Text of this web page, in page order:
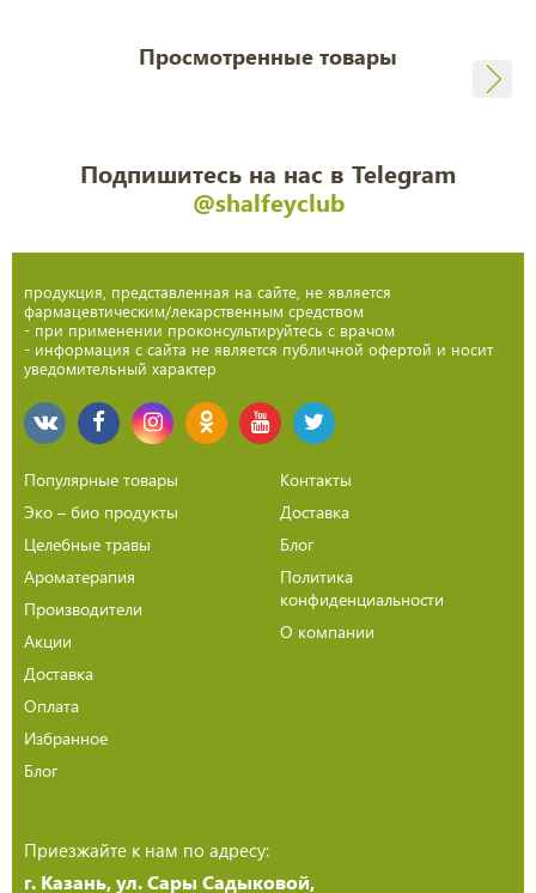
Просмотренные товары
Подпишитесь на нас в Telegram
@shalfeyclub
продукция, представленная на сайте, не является
фармацевтическим/лекарственным средством
- при применении проконсультируйтесь с врачом
- информация с сайта не является публичной офертой и носит
уведомительный характер
Популярные товары
Эко – био продукты
Целебные травы
Ароматерапия
Производители
Акции
Доставка
Оплата
Избранное
Блог
Контакты
Доставка
Блог
Политика
конфиденциальности
О компании
Приезжайте к нам по адресу:
г. Казань, ул. Сары Садыковой,